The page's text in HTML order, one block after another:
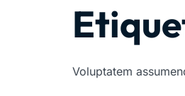
Voluptatem